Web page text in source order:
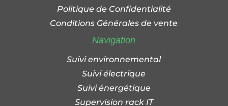
Politique de Confidentialité
Conditions Générales de vente
Navigation
Suivi environnemental
Suivi électrique
Suivi énergétique
Supervision rack IT